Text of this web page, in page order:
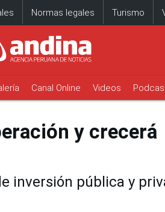
Normas legales Turismo
Canal Online Videos
y crecerá
inversión pública y